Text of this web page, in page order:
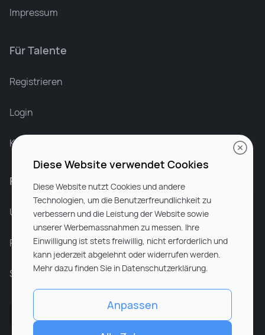
Impressum
Für Talente
Registrieren
Login
Karriere bei Rocken
Für Unternehmen
Unsere Dienstleistungen
Partnerunternehmen
Sitemap
Diese Website verwendet Cookies
Diese Website nutzt Cookies und andere
Technologien, um die Benutzerfreundlichkeit zu
verbessern und die Leistung der Website sowie
unserer Werbemassnahmen zu messen. Ihre
Einwilligung ist stets freiwillig, nicht erforderlich und
kann jederzeit abgelehnt oder widerrufen werden.
Mehr dazu finden Sie in Datenschutzerklärung.
Anpassen